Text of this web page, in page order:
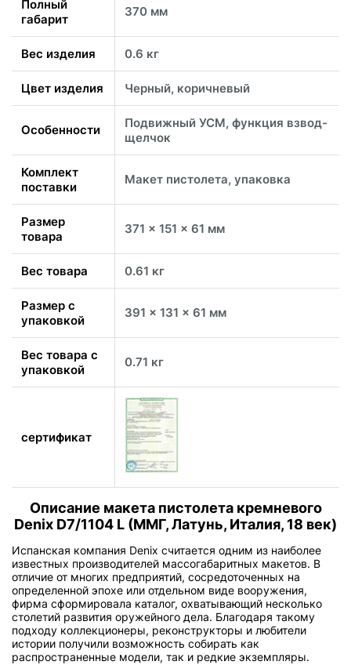
Полный
габарит
370 мм
Вес изделия 0.6 кг
Цвет изделия Черный, коричневый
Особенности
Подвижный УСМ, функция взвод-
щелчок
Комплект
поставки
Макет пистолета, упаковка
Размер
товара
371 x 151 x 61 мм
Вес товара 0.61 кг
Размер с
упаковкой
391 x 131 x 61 мм
Вес товара с
упаковкой
0.71 кг
сертификат
Описание макета пистолета кремневого
Denix D7/1104 L (ММГ, Латунь, Италия, 18 век)
Испанская компания Denix считается одним из наиболее
известных производителей массогабаритных макетов. В
отличие от многих предприятий, сосредоточенных на
определенной эпохе или отдельном виде вооружения,
фирма сформировала каталог, охватывающий несколько
столетий развития оружейного дела. Благодаря такому
подходу коллекционеры, реконструкторы и любители
истории получили возможность собирать как
распространенные модели, так и редкие экземпляры.